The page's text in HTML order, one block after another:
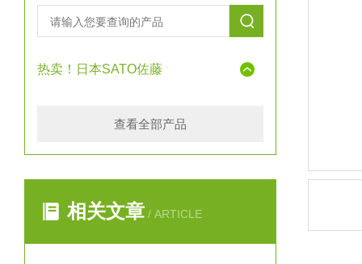
热卖！日本SATO佐藤
查看全部产品
相关文章 / ARTICLE